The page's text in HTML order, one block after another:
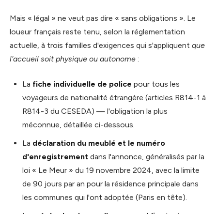
Mais « légal » ne veut pas dire « sans obligations ». Le
loueur français reste tenu, selon la réglementation
actuelle, à trois familles d'exigences qui s'appliquent que
l'accueil soit physique ou autonome :
La fiche individuelle de police pour tous les
voyageurs de nationalité étrangère (articles R814-1 à
R814-3 du CESEDA) — l'obligation la plus
méconnue, détaillée ci-dessous.
La déclaration du meublé et le numéro
d'enregistrement dans l'annonce, généralisés par la
loi « Le Meur » du 19 novembre 2024, avec la limite
de 90 jours par an pour la résidence principale dans
les communes qui l'ont adoptée (Paris en tête).